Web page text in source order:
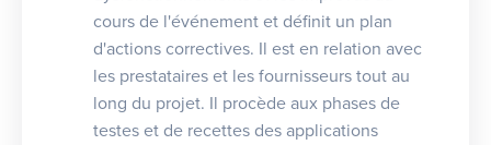
cours de l'événement et définit un plan
d'actions correctives. Il est en relation avec
les prestataires et les fournisseurs tout au
long du projet. Il procède aux phases de
testes et de recettes des applications